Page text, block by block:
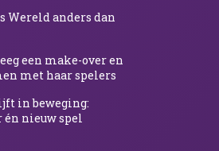
Wereld anders dan
een make-over en
met haar spelers
in beweging:
én nieuw spel